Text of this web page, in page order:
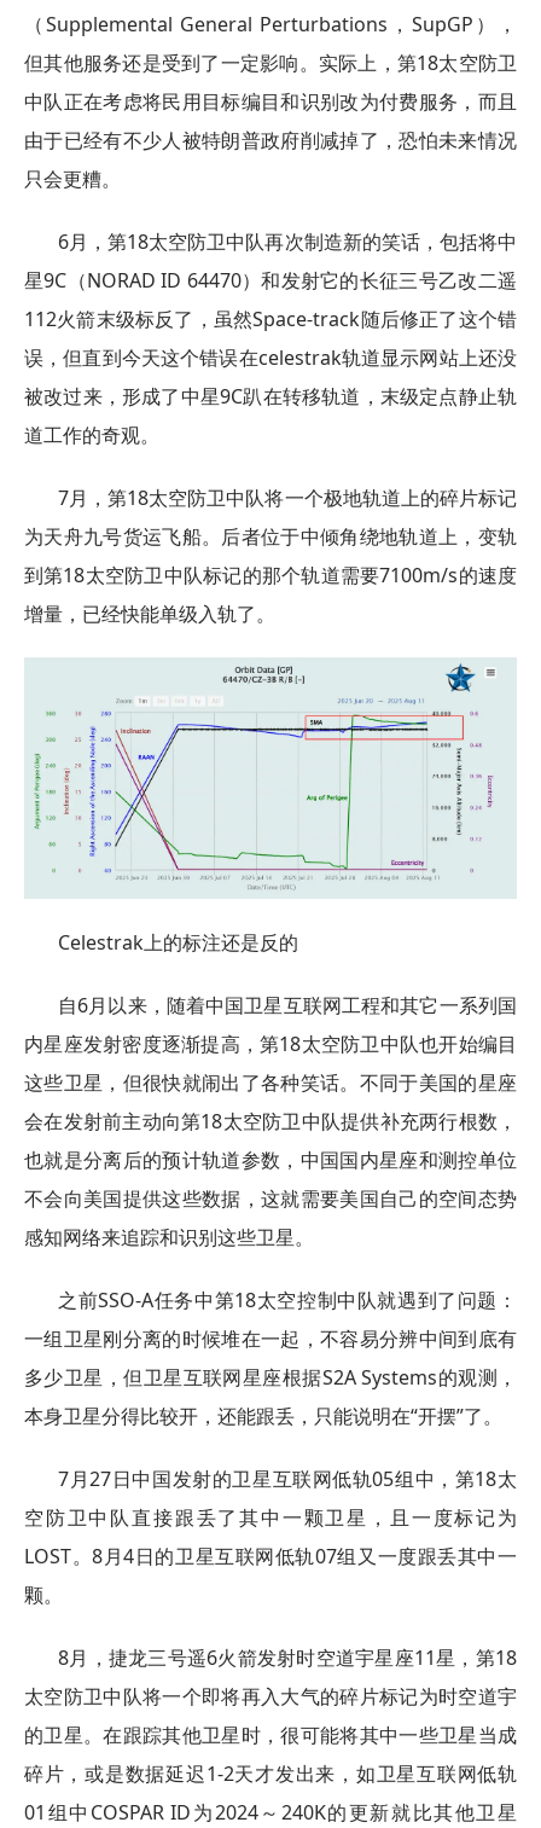
（Supplemental General Perturbations，SupGP），
但其他服务还是受到了一定影响。实际上，第18太空防卫
中队正在考虑将民用目标编目和识别改为付费服务，而且
由于已经有不少人被特朗普政府削减掉了，恐怕未来情况
只会更糟。
6月，第18太空防卫中队再次制造新的笑话，包括将中
星9C（NORAD ID 64470）和发射它的长征三号乙改二遥
112火箭末级标反了，虽然Space-track随后修正了这个错
误，但直到今天这个错误在celestrak轨道显示网站上还没
被改过来，形成了中星9C趴在转移轨道，末级定点静止轨
道工作的奇观。
7月，第18太空防卫中队将一个极地轨道上的碎片标记
为天舟九号货运飞船。后者位于中倾角绕地轨道上，变轨
到第18太空防卫中队标记的那个轨道需要7100m/s的速度
增量，已经快能单级入轨了。
Celestrak上的标注还是反的
自6月以来，随着中国卫星互联网工程和其它一系列国
内星座发射密度逐渐提高，第18太空防卫中队也开始编目
这些卫星，但很快就闹出了各种笑话。不同于美国的星座
会在发射前主动向第18太空防卫中队提供补充两行根数，
也就是分离后的预计轨道参数，中国国内星座和测控单位
不会向美国提供这些数据，这就需要美国自己的空间态势
感知网络来追踪和识别这些卫星。
之前SSO-A任务中第18太空控制中队就遇到了问题：
一组卫星刚分离的时候堆在一起，不容易分辨中间到底有
多少卫星，但卫星互联网星座根据S2A Systems的观测，
本身卫星分得比较开，还能跟丢，只能说明在“开摆”了。
7月27日中国发射的卫星互联网低轨05组中，第18太
空防卫中队直接跟丢了其中一颗卫星，且一度标记为
LOST。8月4日的卫星互联网低轨07组又一度跟丢其中一
颗。
8月，捷龙三号遥6火箭发射时空道宇星座11星，第18
太空防卫中队将一个即将再入大气的碎片标记为时空道宇
的卫星。在跟踪其他卫星时，很可能将其中一些卫星当成
碎片，或是数据延迟1-2天才发出来，如卫星互联网低轨
01组中COSPAR ID为2024～240K的更新就比其他卫星